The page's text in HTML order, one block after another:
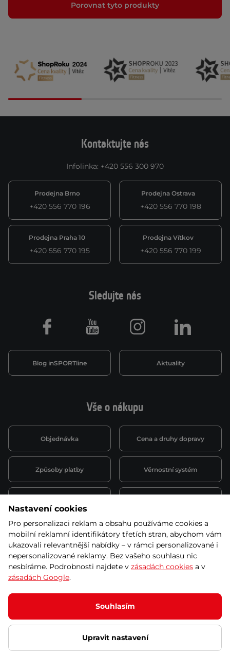
Porovnat tyto produkty
Kontaktujte nás
Infolinka: +420 556 300 970
Prodejna Brno
+420 556 770 196
Prodejna Ostrava
+420 556 770 198
Prodejna Praha 10
+420 556 770 195
Prodejna Vítkov
+420 556 770 199
Vše o nákupu
Objednávka Cena a druhy dopravy
Způsoby platby Věrnostní systém
Půjčovna
obchodní podmínky
Kariéra
Sledujte nás
Blog inSPORTline Aktuality
Facebook Youtube Instagram LinkedIn
© 2026 SEVEN SPORT s.r.o Všechna práva vyhrazena
Podle zákona o evidenci tržeb je prodávající povinen vystavit
kupujícímu účtenku.
Zároveň je povinen zaevidovat přijatou tržbu u správce daně online; v
případě technického výpadku pak nejpozději do 48 hodin.
Ochrana osobních údajů Nastavení cookies Vnitřní oznamovací
systém Prohlášení přístupnosti
Nastavení cookies
Pro personalizaci reklam a obsahu používáme cookies a
mobilní reklamní identifikátory třetích stran, abychom vám
ukazovali relevantnější nabídky – v rámci personalizované i
nepersonalizované reklamy. Bez vašeho souhlasu nic
nesbíráme. Podrobnosti najdete v zásadách cookies a v
zásadách Google.
Souhlasím
Upravit nastavení